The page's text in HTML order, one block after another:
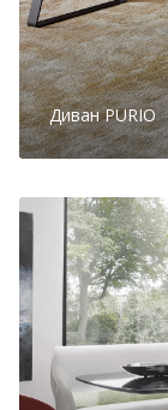
Диван PURIO